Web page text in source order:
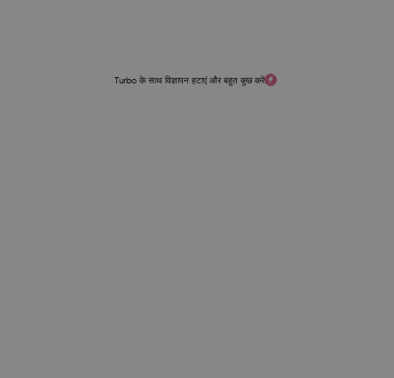
Turbo के साथ विज्ञापन हटाएं और बहुत कुछ करें